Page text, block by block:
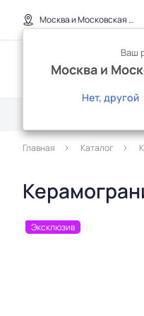
Москва и Московская область
Ваш
Москва и
Нет, другой
Главная Каталог
Эксклюзив